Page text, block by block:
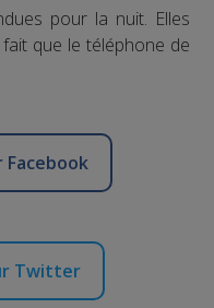
pour la nuit. Elles
que le téléphone de
Twitter